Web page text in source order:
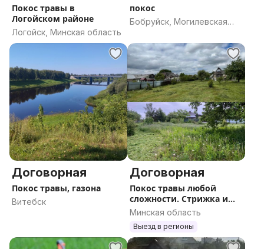
Покос травы в
Логойском районе
Логойск, Минская область
покос
Бобруйск, Могилевская
Договорная
Покос травы, газона
Витебск
Договорная
Покос травы любой
сложности. Стрижка и
уход за газоном.
Минская область
Выезд в регионы